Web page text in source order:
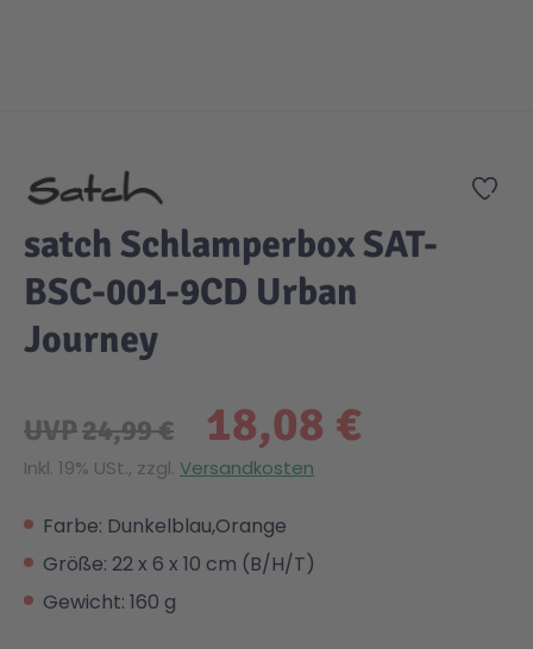
Zur
satch Schlamperbox SAT-
BSC-001-9CD Urban
Journey
18,08 €
UVP24,99 €
Inkl. 19% USt., zzgl. Versandkosten
Farbe: Dunkelblau,Orange
Größe: 22 x 6 x 10 cm (B/H/T)
Gewicht: 160 g